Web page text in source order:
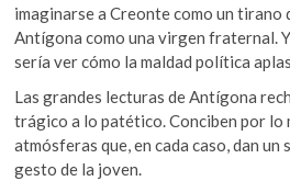
imaginarse a Creonte como un tirano
Antígona como una virgen fraternal.
sería ver cómo la maldad política
Las grandes lecturas de Antígona
trágico a lo patético. Conciben por lo
atmósferas que, en cada caso, dan
gesto de la joven.